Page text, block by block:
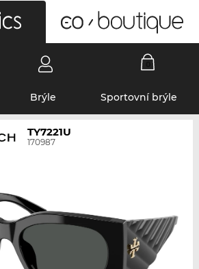
Brýle Sportovní brýle
TY7221U
170987